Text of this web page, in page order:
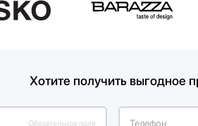
Хотите получить выгодное
Обязательное поле Телефон